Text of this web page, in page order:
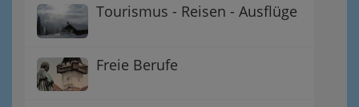
Tourismus - Reisen - Ausflüge
Freie Berufe